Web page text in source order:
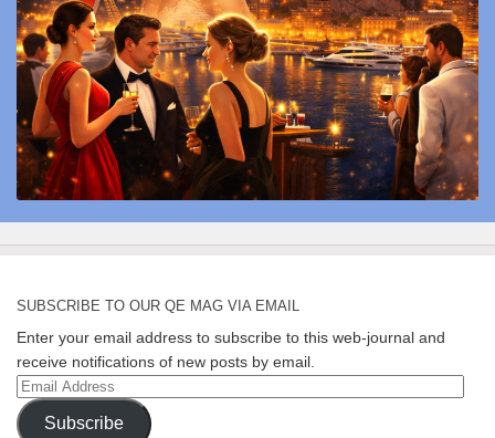
SUBSCRIBE TO OUR QE MAG VIA EMAIL
Enter your email address to subscribe to this web-journal and
receive notifications of new posts by email.
Email
Address
Subscribe